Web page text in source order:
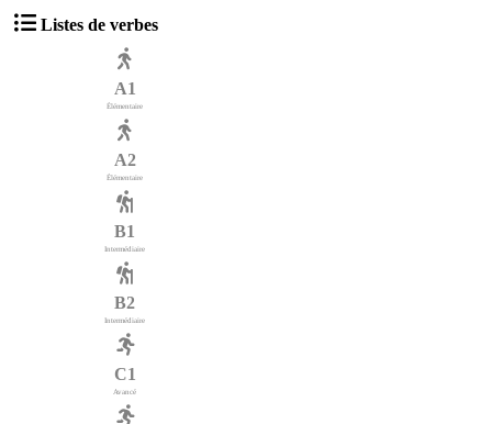
Listes de verbes
A1
Élémentaire
A2
Élémentaire
B1
Intermédiaire
B2
Intermédiaire
C1
Avancé